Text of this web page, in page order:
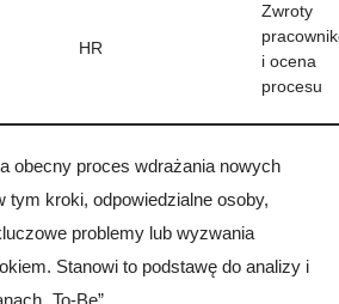
HR
Zwroty
i ocena
procesu
obecny proces wdrażania nowych
tym kroki, odpowiedzialne osoby,
problemy lub wyzwania
Stanowi to podstawę do analizy i